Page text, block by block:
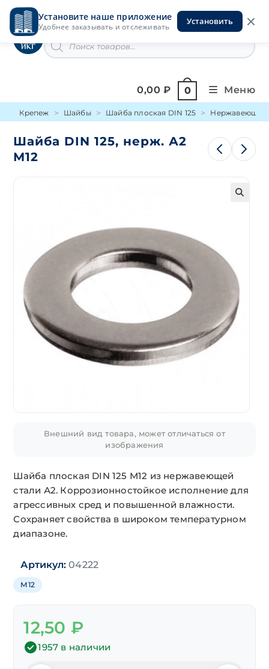
Установите наше приложение
Удобнее заказывать и отслеживать
Установить
Перейти
содержимомуИнструменты на Горской
товаров
0,00₽ 0 Меню
Крепеж Шайбы Шайба плоская DIN 125 Нержавеющая
Шайба DIN 125, нерж. А2
М12
Внешний вид товара, может отличаться от
изображения
Шайба плоская DIN 125 М12 из нержавеющей
стали А2. Коррозионностойкое исполнение для
агрессивных сред и повышенной влажности.
Сохраняет свойства в широком температурном
диапазоне.
Артикул: 04222
М12
12,50 ₽
1957 в наличии